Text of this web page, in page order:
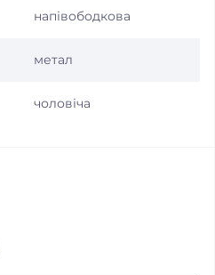
напівободкова
метал
чоловіча